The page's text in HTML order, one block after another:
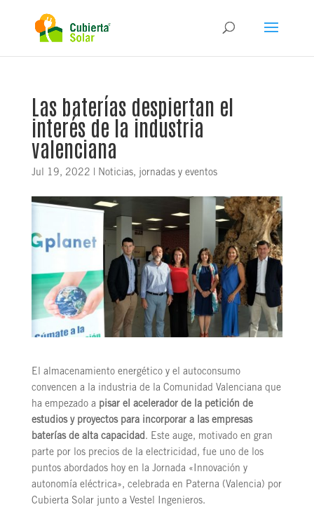
Las baterías despiertan el
interés de la industria
valenciana
Jul 19, 2022 | Noticias, jornadas y eventos
El almacenamiento energético y el autoconsumo
convencen a la industria de la Comunidad Valenciana que
ha empezado a pisar el acelerador de la petición de
estudios y proyectos para incorporar a las empresas
baterías de alta capacidad. Este auge, motivado en gran
parte por los precios de la electricidad, fue uno de los
puntos abordados hoy en la Jornada «Innovación y
autonomía eléctrica», celebrada en Paterna (Valencia) por
Cubierta Solar junto a Vestel Ingenieros.